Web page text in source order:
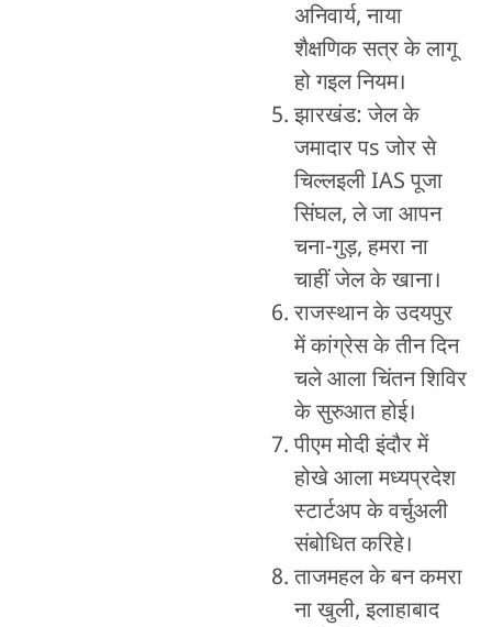
अनिवार्य, नाया
शैक्षणिक सत्र के लागू
हो गइल नियम।
झारखंड: जेल के
जमादार पs जोर से
चिल्लइली IAS पूजा
सिंघल, ले जा आपन
चना-गुड़, हमरा ना
चाहीं जेल के खाना।
राजस्थान के उदयपुर
में कांग्रेस के तीन दिन
चले आला चिंतन शिविर
के सुरुआत होई।
पीएम मोदी इंदौर में
होखे आला मध्यप्रदेश
स्टार्टअप के वर्चुअली
संबोधित करिहे।
ताजमहल के बन कमरा
ना खुली, इलाहाबाद